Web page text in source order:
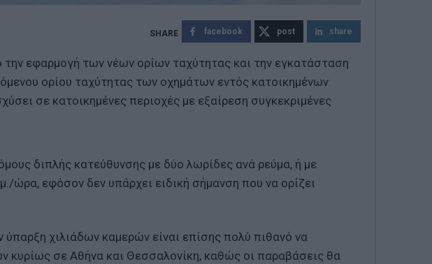
facebook post share
εφαρμογή των νέων ορίων ταχύτητας και την εγκατάσταση
ορίου ταχύτητας των οχημάτων εντός κατοικημένων
σε κατοικημένες περιοχές με εξαίρεση συγκεκριμένες
διπλής κατεύθυνσης με δύο λωρίδες ανά ρεύμα, ή με
ώρα, εφόσον δεν υπάρχει ειδική σήμανση που να ορίζει
χιλιάδων καμερών είναι επίσης πολύ πιθανό να
κυρίως σε Αθήνα και Θεσσαλονίκη, καθώς οι παραβάσεις θα